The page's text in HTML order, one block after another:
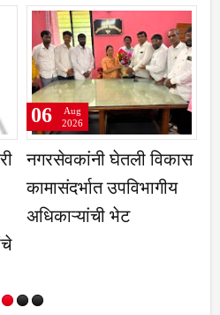
बाळूमामा पालखीची आरती
दुधगावकर यांच्या हस्ते
06
Aug
2026